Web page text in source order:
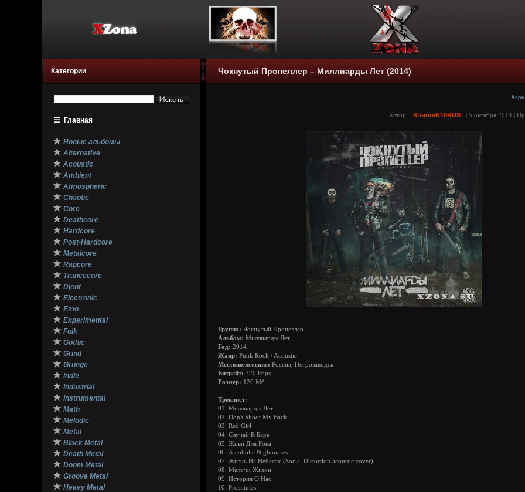
Категории
☰ Главная
★ Новые альбомы
★ Alternative
★ Acoustic
★ Ambient
★ Atmospheric
★ Chaotic
★ Core
★ Deathcore
★ Hardcore
★ Post-Hardcore
★ Metalcore
★ Rapcore
★ Trancecore
★ Djent
★ Electronic
★ Emo
★ Experimental
★ Folk
★ Gothic
★ Grind
★ Grunge
★ Indie
★ Industrial
★ Instrumental
★ Math
★ Melodic
★ Metal
★ Black Metal
★ Death Metal
★ Doom Metal
★ Groove Metal
★ Heavy Metal
Чокнутый Пропеллер – Миллиарды Лет (2014)
Автор: _StranniK10RUS_ | 5 октября 2014 |
Группа: Чокнутый Пропеллер
Альбом: Миллиарды Лет
Год: 2014
Жанр: Punk Rock / Acoustic
Местоположение: Россия, Петрозаводск
Битрейт: 320 kbps
Размер: 120 Мб
Треклист:
01. Миллиарды Лет
02. Don't Shoot My Back
03. Red Girl
04. Случай В Баре
05. Живи Для Рока
06. Alcoholic Nightmares
07. Жизнь На Небесах (Social Distortion acoustic cover)
08. Мелочи Жизни
09. История О Нас
10. Prostitutes